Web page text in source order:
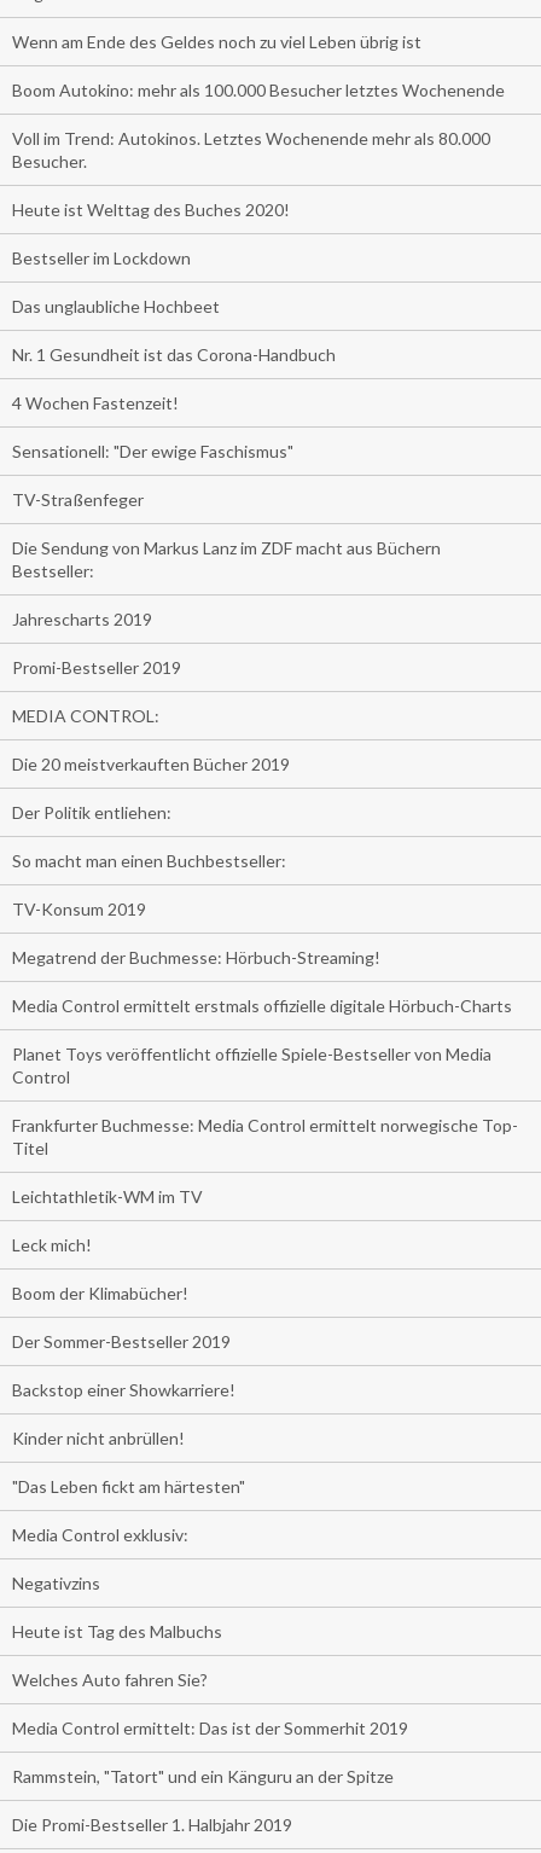
Wenn am Ende des Geldes noch zu viel Leben übrig ist
Boom Autokino: mehr als 100.000 Besucher letztes Wochenende
Voll im Trend: Autokinos. Letztes Wochenende mehr als 80.000
Besucher.
Heute ist Welttag des Buches 2020!
Bestseller im Lockdown
Das unglaubliche Hochbeet
Nr. 1 Gesundheit ist das Corona-Handbuch
4 Wochen Fastenzeit!
Sensationell: "Der ewige Faschismus"
TV-Straßenfeger
Die Sendung von Markus Lanz im ZDF macht aus Büchern
Bestseller:
Jahrescharts 2019
Promi-Bestseller 2019
MEDIA CONTROL:
Die 20 meistverkauften Bücher 2019
Der Politik entliehen:
So macht man einen Buchbestseller:
TV-Konsum 2019
Megatrend der Buchmesse: Hörbuch-Streaming!
Media Control ermittelt erstmals offizielle digitale Hörbuch-Charts
Planet Toys veröffentlicht offizielle Spiele-Bestseller von Media
Control
Frankfurter Buchmesse: Media Control ermittelt norwegische Top-
Titel
Leichtathletik-WM im TV
Leck mich!
Boom der Klimabücher!
Der Sommer-Bestseller 2019
Backstop einer Showkarriere!
Kinder nicht anbrüllen!
"Das Leben fickt am härtesten"
Media Control exklusiv:
Negativzins
Heute ist Tag des Malbuchs
Welches Auto fahren Sie?
Media Control ermittelt: Das ist der Sommerhit 2019
Rammstein, "Tatort" und ein Känguru an der Spitze
Die Promi-Bestseller 1. Halbjahr 2019